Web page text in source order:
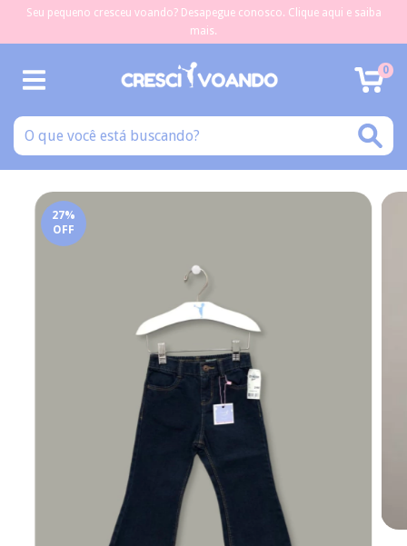
Seu pequeno cresceu voando? Desapegue conosco. Clique aqui e saiba
mais.
0
27%
OFF